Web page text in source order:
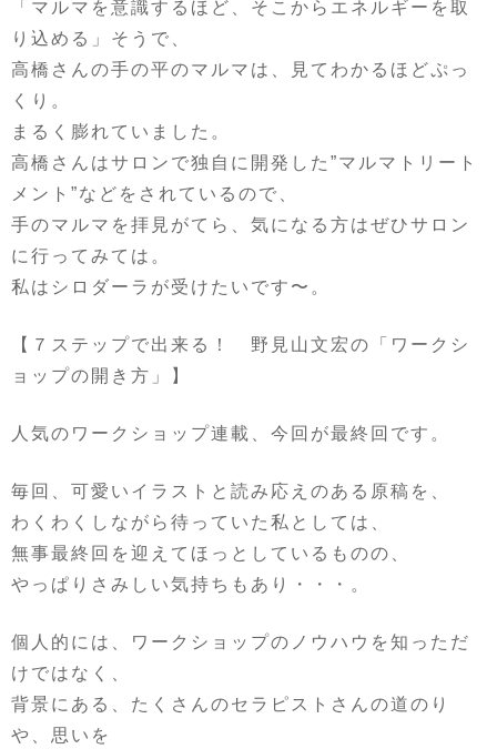
「マルマを意識するほど、そこからエネルギーを取
り込める」そうで、
高橋さんの手の平のマルマは、見てわかるほどぷっ
くり。
まるく膨れていました。
高橋さんはサロンで独自に開発した”マルマトリート
メント”などをされているので、
手のマルマを拝見がてら、気になる方はぜひサロン
に行ってみては。
私はシロダーラが受けたいです〜。
【７ステップで出来る！ 野見山文宏の「ワークシ
ョップの開き方」】
人気のワークショップ連載、今回が最終回です。
毎回、可愛いイラストと読み応えのある原稿を、
わくわくしながら待っていた私としては、
無事最終回を迎えてほっとしているものの、
やっぱりさみしい気持ちもあり・・・。
個人的には、ワークショップのノウハウを知っただ
けではなく、
背景にある、たくさんのセラピストさんの道のり
や、思いを